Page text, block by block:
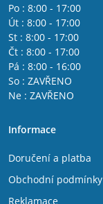
Po : 8:00 - 17:00
Út : 8:00 - 17:00
St : 8:00 - 17:00
Čt : 8:00 - 17:00
Pá : 8:00 - 16:00
So : ZAVŘENO
Ne : ZAVŘENO
Informace
Doručení a platba
Obchodní podmínky
Reklamace